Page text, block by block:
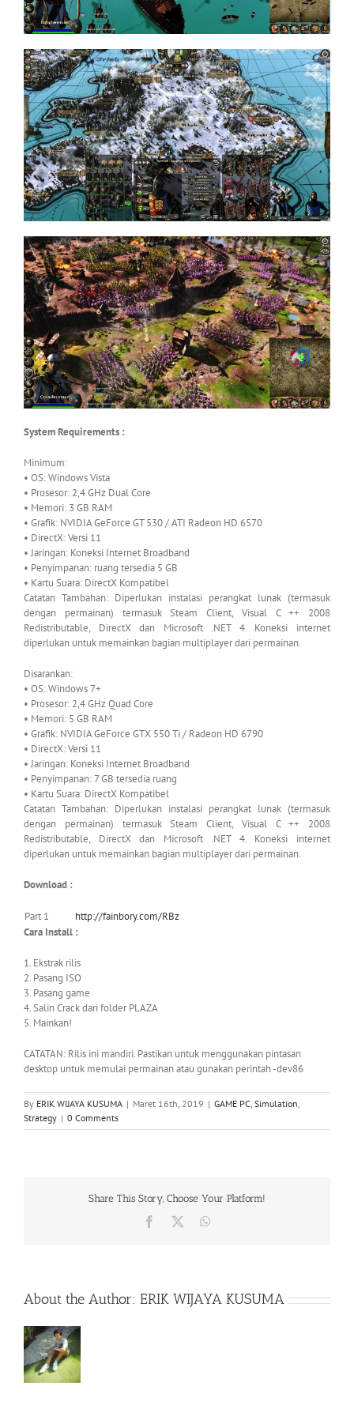
System Requirements :
Minimum:
• OS: Windows Vista
• Prosesor: 2,4 GHz Dual Core
• Memori: 3 GB RAM
• Grafik: NVIDIA GeForce GT 530 / ATI Radeon HD 6570
• DirectX: Versi 11
• Jaringan: Koneksi Internet Broadband
• Penyimpanan: ruang tersedia 5 GB
• Kartu Suara: DirectX Kompatibel
Catatan Tambahan: Diperlukan instalasi perangkat lunak (termasuk
dengan permainan) termasuk Steam Client, Visual C ++ 2008
Redistributable, DirectX dan Microsoft .NET 4. Koneksi internet
diperlukan untuk memainkan bagian multiplayer dari permainan.
Disarankan:
• OS: Windows 7+
• Prosesor: 2,4 GHz Quad Core
• Memori: 5 GB RAM
• Grafik: NVIDIA GeForce GTX 550 Ti / Radeon HD 6790
• DirectX: Versi 11
• Jaringan: Koneksi Internet Broadband
• Penyimpanan: 7 GB tersedia ruang
• Kartu Suara: DirectX Kompatibel
Catatan Tambahan: Diperlukan instalasi perangkat lunak (termasuk
dengan permainan) termasuk Steam Client, Visual C ++ 2008
Redistributable, DirectX dan Microsoft .NET 4. Koneksi internet
diperlukan untuk memainkan bagian multiplayer dari permainan.
Download :
Part 1
http://fainbory.com/RBz
Cara Install :
1. Ekstrak rilis
2. Pasang ISO
3. Pasang game
4. Salin Crack dari folder PLAZA
5. Mainkan!
CATATAN: Rilis ini mandiri. Pastikan untuk menggunakan pintasan
desktop untuk memulai permainan atau gunakan perintah -dev86
By ERIK WIJAYA KUSUMA | Maret 16th, 2019 | GAME PC, Simulation,
Strategy | 0 Comments
Share This Story, Choose Your Platform!
Facebook
About the Author: ERIK WIJAYA KUSUMA